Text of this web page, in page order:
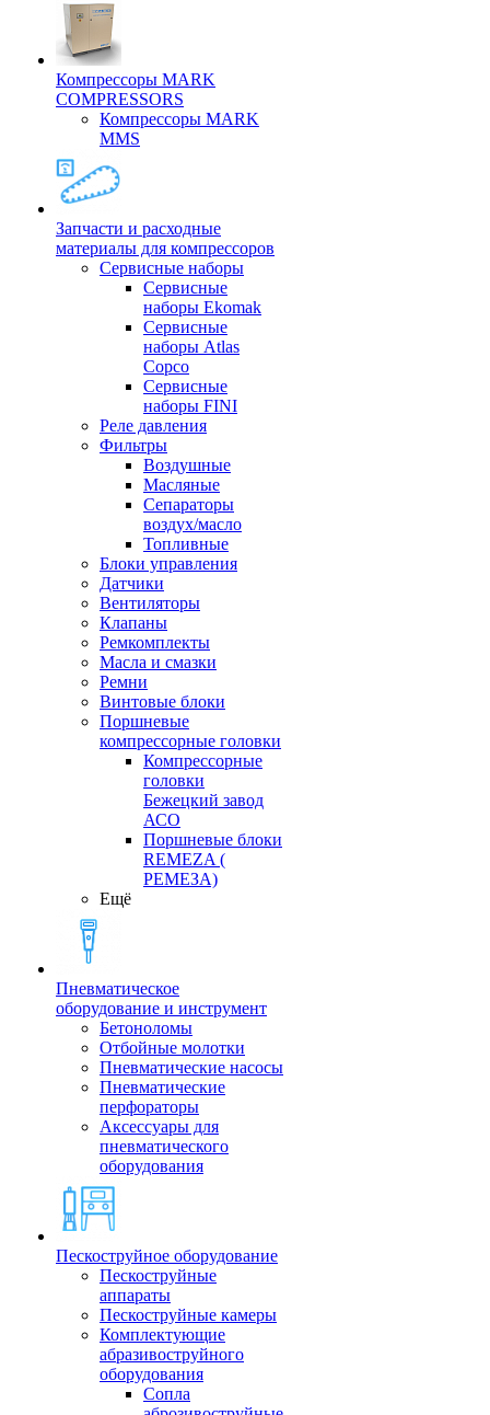
Компрессоры MARK
COMPRESSORS
Компрессоры MARK
MMS
Запчасти и расходные
материалы для компрессоров
Cервисные наборы
Сервисные
наборы Ekomak
Cервисные
наборы Atlas
Copco
Сервисные
наборы FINI
Реле давления
Фильтры
Воздушные
Масляные
Сепараторы
воздух/масло
Топливные
Блоки управления
Датчики
Вентиляторы
Клапаны
Ремкомплекты
Масла и смазки
Ремни
Винтовые блоки
Поршневые
компрессорные головки
Компрессорные
головки
Бежецкий завод
АСО
Поршневые блоки
REMEZA (
РЕМЕЗА)
Ещё
Пневматическое
оборудование и инструмент
Бетоноломы
Отбойные молотки
Пневматические насосы
Пневматические
перфораторы
Аксессуары для
пневматического
оборудования
Пескоструйное оборудование
Пескоструйные
аппараты
Пескоструйные камеры
Комплектующие
абразивоструйного
оборудования
Сопла